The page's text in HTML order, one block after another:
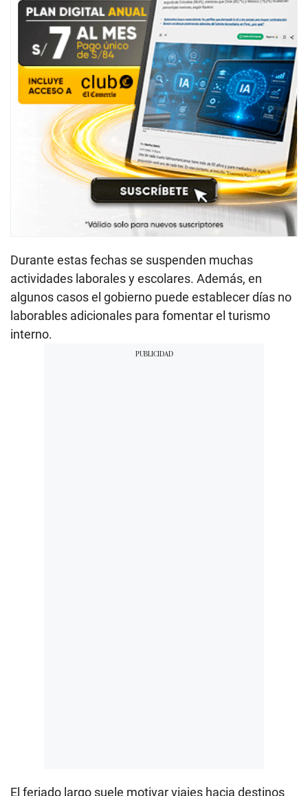
Durante estas fechas se suspenden muchas
actividades laborales y escolares. Además, en
algunos casos el gobierno puede establecer días no
laborables adicionales para fomentar el turismo
interno.
El feriado largo suele motivar viajes hacia destinos